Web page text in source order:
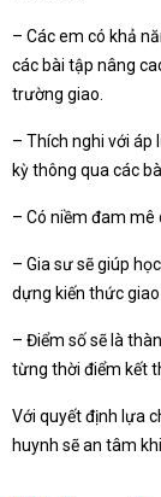
– Các em có khả
các bài tập nâng
trường giao.
– Thích nghi với áp
kỳ thông qua các
– Có niềm đam mê
– Gia sư sẽ giúp
dựng kiến thức
– Điểm số sẽ là
từng thời điểm kết
Với quyết định lựa
huynh sẽ an tâm